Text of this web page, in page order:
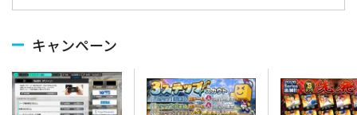
キャンペーン